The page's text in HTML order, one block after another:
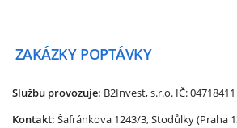
ZAKÁZKY POPTÁVKY
Službu provozuje: B2Invest, s.r.o. IČ: 04718411
Kontakt: Šafránkova 1243/3, Stodůlky (Praha